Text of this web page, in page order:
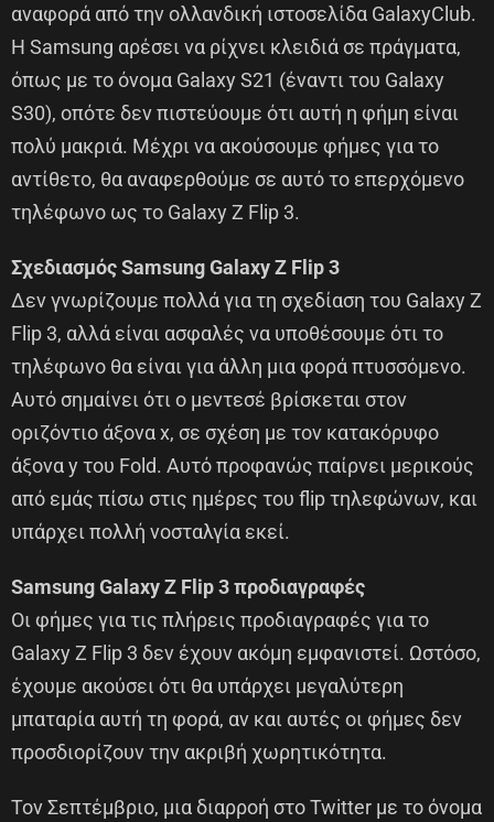
αναφορά από την ολλανδική ιστοσελίδα GalaxyClub.
Η Samsung αρέσει να ρίχνει κλειδιά σε πράγματα,
όπως με το όνομα Galaxy S21 (έναντι του Galaxy
S30), οπότε δεν πιστεύουμε ότι αυτή η φήμη είναι
πολύ μακριά. Μέχρι να ακούσουμε φήμες για το
αντίθετο, θα αναφερθούμε σε αυτό το επερχόμενο
τηλέφωνο ως το Galaxy Z Flip 3.
Σχεδιασμός Samsung Galaxy Z Flip 3
Δεν γνωρίζουμε πολλά για τη σχεδίαση του Galaxy Z
Flip 3, αλλά είναι ασφαλές να υποθέσουμε ότι το
τηλέφωνο θα είναι για άλλη μια φορά πτυσσόμενο.
Αυτό σημαίνει ότι ο μεντεσέ βρίσκεται στον
οριζόντιο άξονα x, σε σχέση με τον κατακόρυφο
άξονα y του Fold. Αυτό προφανώς παίρνει μερικούς
από εμάς πίσω στις ημέρες του flip τηλεφώνων, και
υπάρχει πολλή νοσταλγία εκεί.
Samsung Galaxy Z Flip 3 προδιαγραφές
Οι φήμες για τις πλήρεις προδιαγραφές για το
Galaxy Z Flip 3 δεν έχουν ακόμη εμφανιστεί. Ωστόσο,
έχουμε ακούσει ότι θα υπάρχει μεγαλύτερη
μπαταρία αυτή τη φορά, αν και αυτές οι φήμες δεν
προσδιορίζουν την ακριβή χωρητικότητα.
Τον Σεπτέμβριο, μια διαρροή στο Twitter με το όνομα